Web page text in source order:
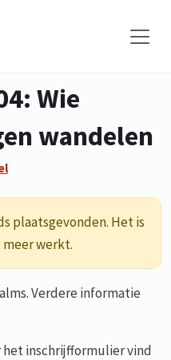
Wie
wandelen
plaatsgevonden. Het is
werkt.
Verdere informatie
het inschrijfformulier vind